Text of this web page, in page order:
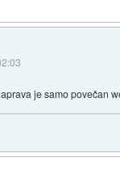
je samo povečan